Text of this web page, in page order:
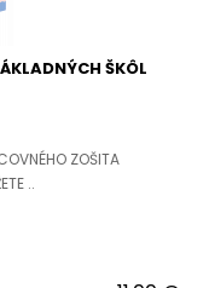
ŠKÔL
ZOŠITA
..